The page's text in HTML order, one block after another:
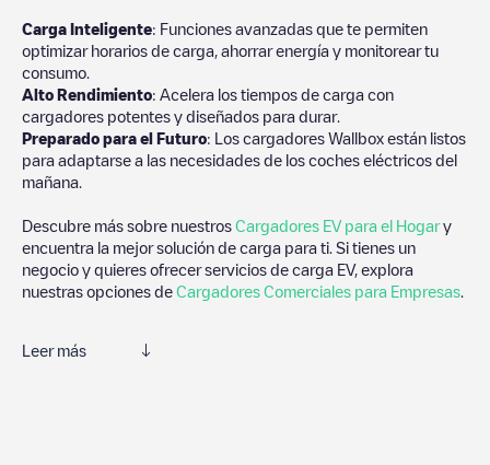
Carga Inteligente: Funciones avanzadas que te permiten
optimizar horarios de carga, ahorrar energía y monitorear tu
consumo.
Alto Rendimiento: Acelera los tiempos de carga con
cargadores potentes y diseñados para durar.
Preparado para el Futuro: Los cargadores Wallbox están listos
para adaptarse a las necesidades de los coches eléctricos del
mañana.
Descubre más sobre nuestros Cargadores EV para el Hogary
encuentra la mejor solución de carga para ti. Si tienes un
negocio y quieres ofrecer servicios de carga EV, explora
nuestras opciones de Cargadores Comerciales para Empresas
Leer más